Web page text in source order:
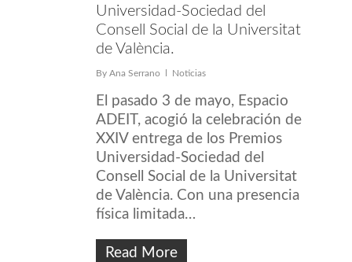
Universidad-Sociedad del
Consell Social de la Universitat
de València.
By Ana Serrano Noticias
El pasado 3 de mayo, Espacio
ADEIT, acogió la celebración de
XXIV entrega de los Premios
Universidad-Sociedad del
Consell Social de la Universitat
de València. Con una presencia
física limitada…
Read More